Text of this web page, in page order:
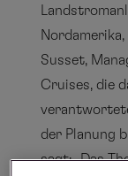
Susset,
Cruises, die
der Planung
sagt: „Das